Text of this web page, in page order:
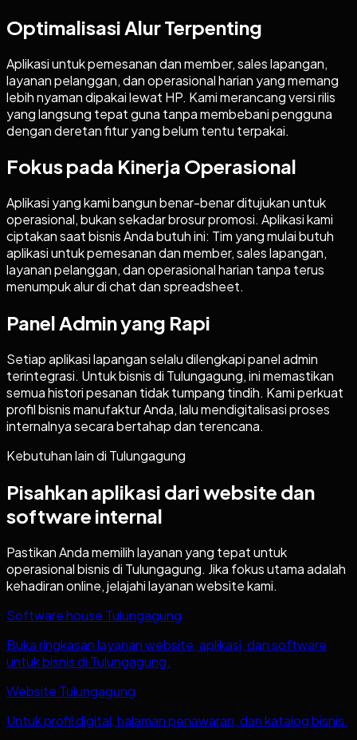
Optimalisasi Alur Terpenting
Aplikasi untuk pemesanan dan member, sales lapangan,
layanan pelanggan, dan operasional harian yang memang
lebih nyaman dipakai lewat HP. Kami merancang versi rilis
yang langsung tepat guna tanpa membebani pengguna
dengan deretan fitur yang belum tentu terpakai.
Fokus pada Kinerja Operasional
Aplikasi yang kami bangun benar-benar ditujukan untuk
operasional, bukan sekadar brosur promosi. Aplikasi kami
ciptakan saat bisnis Anda butuh ini: Tim yang mulai butuh
aplikasi untuk pemesanan dan member, sales lapangan,
layanan pelanggan, dan operasional harian tanpa terus
menumpuk alur di chat dan spreadsheet.
Panel Admin yang Rapi
Setiap aplikasi lapangan selalu dilengkapi panel admin
terintegrasi. Untuk bisnis di Tulungagung, ini memastikan
semua histori pesanan tidak tumpang tindih. Kami perkuat
profil bisnis manufaktur Anda, lalu mendigitalisasi proses
internalnya secara bertahap dan terencana.
Kebutuhan lain di Tulungagung
Pisahkan aplikasi dari website dan
software internal
Pastikan Anda memilih layanan yang tepat untuk
operasional bisnis di Tulungagung. Jika fokus utama adalah
kehadiran online, jelajahi layanan website kami.
Software house Tulungagung
Buka ringkasan layanan website, aplikasi, dan software
untuk bisnis di Tulungagung.
Website Tulungagung
Untuk profil digital, halaman penawaran, dan katalog bisnis.